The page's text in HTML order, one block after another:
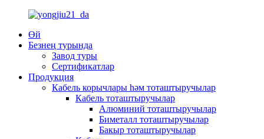
Өй
Безнең турында
Завод туры
Сертификатлар
Продукция
Кабель корычлары һәм тоташтыручылар
Кабель тоташтыручылар
Алюминий тоташтыручылар
Биметалл тоташтыручылар
Бакыр тоташтыручылар